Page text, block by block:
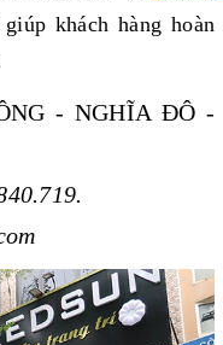
khách hàng hoàn
- NGHĨA ĐÔ -